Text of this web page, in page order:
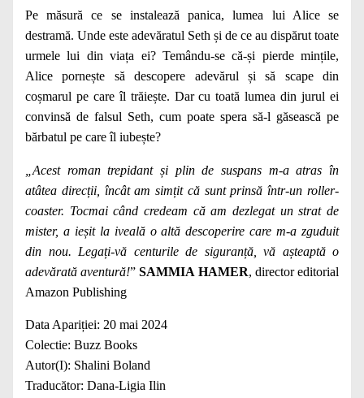
Pe măsură ce se instalează panica, lumea lui Alice se
destramă. Unde este adevăratul Seth și de ce au dispărut toate
urmele lui din viața ei? Temându-se că-și pierde mințile,
Alice pornește să descopere adevărul și să scape din
coșmarul pe care îl trăiește. Dar cu toată lumea din jurul ei
convinsă de falsul Seth, cum poate spera să-l găsească pe
bărbatul pe care îl iubește?
„Acest roman trepidant și plin de suspans m-a atras în
atâtea direcții, încât am simțit că sunt prinsă într-un roller-
coaster. Tocmai când credeam că am dezlegat un strat de
mister, a ieșit la iveală o altă descoperire care m-a zguduit
din nou. Legați-vă centurile de siguranță, vă așteaptă o
adevărată aventură!”SAMMIA HAMER, director editorial
Amazon Publishing
Data Apariției: 20 mai 2024
Colectie: Buzz Books
Autor(I): Shalini Boland
Traducător: Dana-Ligia Ilin